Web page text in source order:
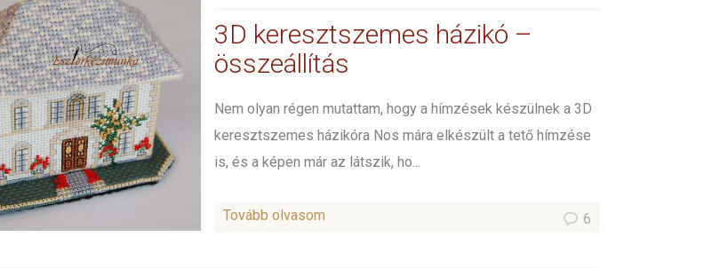
3D keresztszemes házikó –
összeállítás
Nem olyan régen mutattam, hogy a hímzések készülnek a 3D
keresztszemes házikóra Nos mára elkészült a tető hímzése
is, és a képen már az látszik, ho...
Tovább olvasom 6